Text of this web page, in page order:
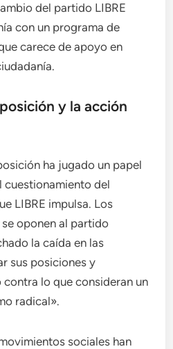
del partido LIBRE
con un programa de
carece de apoyo en
y la acción
ha jugado un papel
cuestionamiento del
LIBRE impulsa. Los
oponen al partido
la caída en las
sus posiciones y
lo que consideran un
radical».
sociales han